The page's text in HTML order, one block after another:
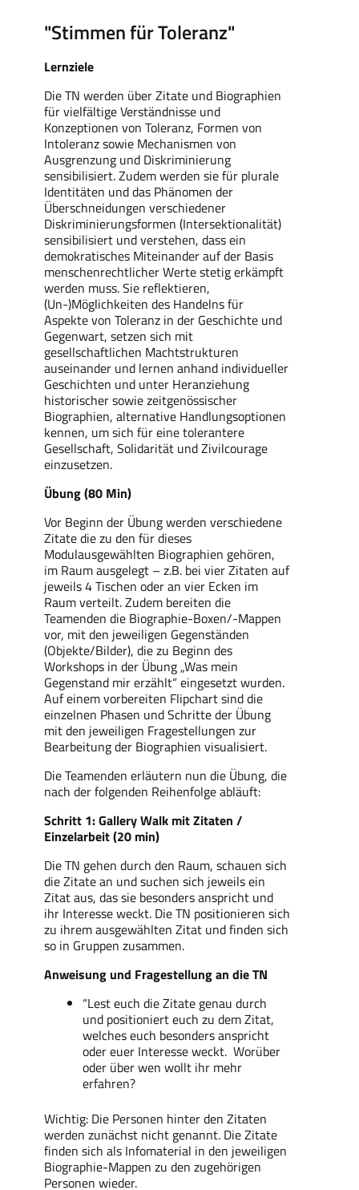
"Stimmen für Toleranz"
Lernziele
Die TN werden über Zitate und Biographien
für vielfältige Verständnisse und
Konzeptionen von Toleranz, Formen von
Intoleranz sowie Mechanismen von
Ausgrenzung und Diskriminierung
sensibilisiert. Zudem werden sie für plurale
Identitäten und das Phänomen der
Überschneidungen verschiedener
Diskriminierungsformen (Intersektionalität)
sensibilisiert und verstehen, dass ein
demokratisches Miteinander auf der Basis
menschenrechtlicher Werte stetig erkämpft
werden muss. Sie reflektieren,
(Un-)Möglichkeiten des Handelns für
Aspekte von Toleranz in der Geschichte und
Gegenwart,setzen sich mit
gesellschaftlichen Machtstrukturen
auseinander und lernen anhand individueller
Geschichten und unter Heranziehung
historischer sowie zeitgenössischer
Biographien, alternative Handlungsoptionen
kennen, um sich für eine tolerantere
Gesellschaft, Solidarität und Zivilcourage
einzusetzen.
Übung (80 Min)
Vor Beginn der Übung werden verschiedene
Zitate die zu den für dieses
Modulausgewählten Biographien gehören,
im Raum ausgelegt – z.B. bei vier Zitaten auf
jeweils 4 Tischen oder an vier Ecken im
Raum verteilt. Zudem bereiten die
Teamenden die Biographie-Boxen/-Mappen
vor, mit den jeweiligen Gegenständen
(Objekte/Bilder), die zu Beginn des
Workshops in der Übung „Was mein
Gegenstand mir erzählt“ eingesetzt wurden.
Auf einem vorbereiten Flipchart sind die
einzelnen Phasen und Schritte der Übung
mit den jeweiligen Fragestellungen zur
Bearbeitung der Biographien visualisiert.
Die Teamenden erläutern nun die Übung, die
nach der folgenden Reihenfolge abläuft:
Schritt 1: Gallery Walk mit Zitaten /
Einzelarbeit (20 min)
Die TN gehen durch den Raum, schauen sich
die Zitate an und suchen sich jeweils ein
Zitat aus, das sie besonders anspricht und
ihr Interesse weckt. Die TN positionieren sich
zu ihrem ausgewählten Zitat und finden sich
so in Gruppen zusammen.
Anweisung und Fragestellung an die TN
“Lest euch die Zitate genau durch
und positioniert euch zu dem Zitat,
welches euch besonders anspricht
oder euer Interesse weckt. Worüber
oder über wen wollt ihr mehr
erfahren?
Wichtig: Die Personen hinter den Zitaten
werden zunächst nicht genannt. Die Zitate
finden sich als Infomaterial in den jeweiligen
Biographie-Mappen zu den zugehörigen
Personen wieder.